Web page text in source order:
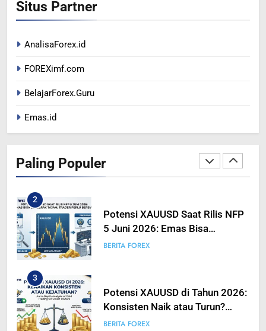
Situs Partner
AnalisaForex.id
FOREXimf.com
BelajarForex.Guru
Emas.id
Paling Populer
367
1
Peta Makro 2026: Mengukur
Dampak Pergeseran Geopolitik
Terhadap Likuiditas Pasar Mata
Uang
BERITA FOREX
2
Potensi XAUUSD Saat Rilis NFP
5 Juni 2026: Emas Bisa
Bergerak Tajam, Traders Perlu
BERITA FOREX
3
Potensi XAUUSD di Tahun 2026:
Konsisten Naik atau Turun?
Analisis Mendalam Trading
BERITA FOREX